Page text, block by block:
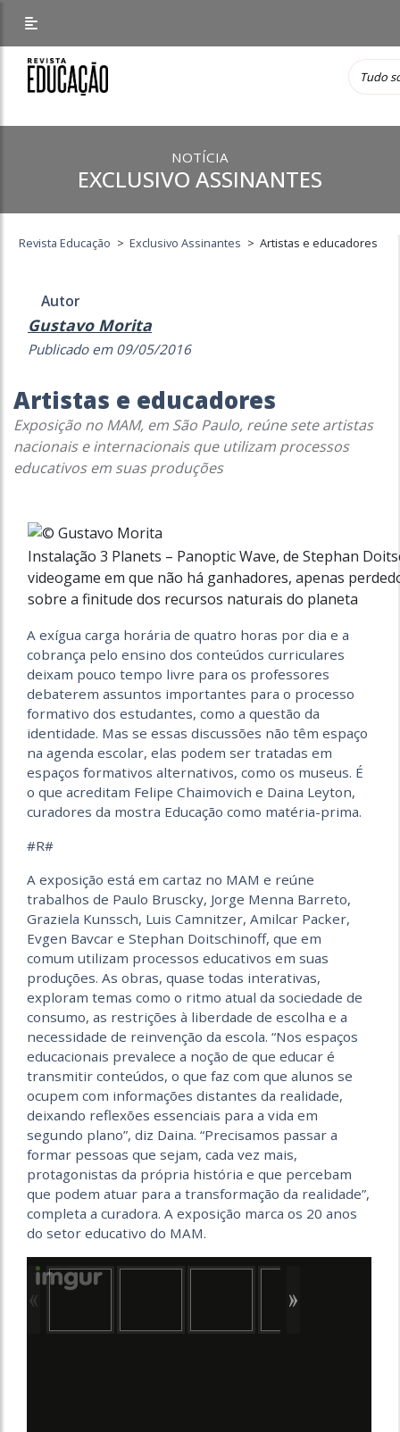
NOTÍCIA
EXCLUSIVO ASSINANTES
Revista Educação > Exclusivo Assinantes > Artistas e educadores
Autor
Gustavo Morita
Publicado em 09/05/2016
Artistas e educadores
Exposição no MAM, em São Paulo, reúne sete artistas
nacionais e internacionais que utilizam processos
educativos em suas produções
Instalação 3 Planets – Panoptic Wave, de Stephan
videogame em que não há ganhadores, apenas
sobre a finitude dos recursos naturais do planeta
A exígua carga horária de quatro horas por dia e a
cobrança pelo ensino dos conteúdos curriculares
deixam pouco tempo livre para os professores
debaterem assuntos importantes para o processo
formativo dos estudantes, como a questão da
identidade. Mas se essas discussões não têm espaço
na agenda escolar, elas podem ser tratadas em
espaços formativos alternativos, como os museus. É
o que acreditam Felipe Chaimovich e Daina Leyton,
curadores da mostra Educação como matéria-prima.
#R#
A exposição está em cartaz no MAM e reúne
trabalhos de Paulo Bruscky, Jorge Menna Barreto,
Graziela Kunssch, Luis Camnitzer, Amilcar Packer,
Evgen Bavcar e Stephan Doitschinoff, que em
comum utilizam processos educativos em suas
produções. As obras, quase todas interativas,
exploram temas como o ritmo atual da sociedade de
consumo, as restrições à liberdade de escolha e a
necessidade de reinvenção da escola. “Nos espaços
educacionais prevalece a noção de que educar é
transmitir conteúdos, o que faz com que alunos se
ocupem com informações distantes da realidade,
deixando reflexões essenciais para a vida em
segundo plano”, diz Daina. “Precisamos passar a
formar pessoas que sejam, cada vez mais,
protagonistas da própria história e que percebam
que podem atuar para a transformação da realidade”,
completa a curadora. A exposição marca os 20 anos
do setor educativo do MAM.